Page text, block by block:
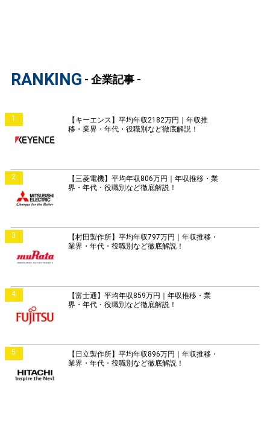
RANKING - 企業記事 -
1
【キーエンス】平均年収2182万円｜年収推
移・業界・年代・役職別など徹底解説！
2
【三菱電機】平均年収806万円｜年収推移・業
界・年代・役職別など徹底解説！
3
【村田製作所】平均年収797万円｜年収推移・
業界・年代・役職別など徹底解説！
4
【富士通】平均年収859万円｜年収推移・業
界・年代・役職別など徹底解説！
5
【日立製作所】平均年収896万円｜年収推移・
業界・年代・役職別など徹底解説！